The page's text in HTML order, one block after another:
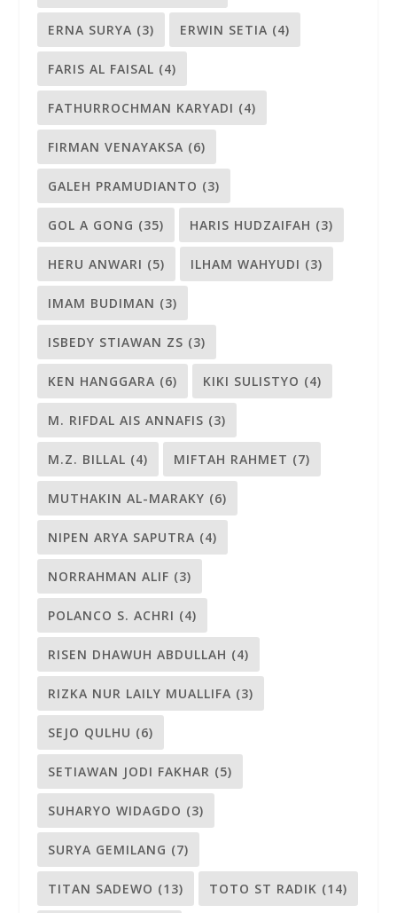
ERNA SURYA (3) ERWIN SETIA (4)
FARIS AL FAISAL (4)
FATHURROCHMAN KARYADI (4)
FIRMAN VENAYAKSA (6)
GALEH PRAMUDIANTO (3)
GOL A GONG (35) HARIS HUDZAIFAH (3)
HERU ANWARI (5) ILHAM WAHYUDI (3)
IMAM BUDIMAN (3)
ISBEDY STIAWAN ZS (3)
KEN HANGGARA (6) KIKI SULISTYO (4)
M. RIFDAL AIS ANNAFIS (3)
M.Z. BILLAL (4) MIFTAH RAHMET (7)
MUTHAKIN AL-MARAKY (6)
NIPEN ARYA SAPUTRA (4)
NORRAHMAN ALIF (3)
POLANCO S. ACHRI (4)
RISEN DHAWUH ABDULLAH (4)
RIZKA NUR LAILY MUALLIFA (3)
SEJO QULHU (6)
SETIAWAN JODI FAKHAR (5)
SUHARYO WIDAGDO (3)
SURYA GEMILANG (7)
TITAN SADEWO (13) TOTO ST RADIK (14)